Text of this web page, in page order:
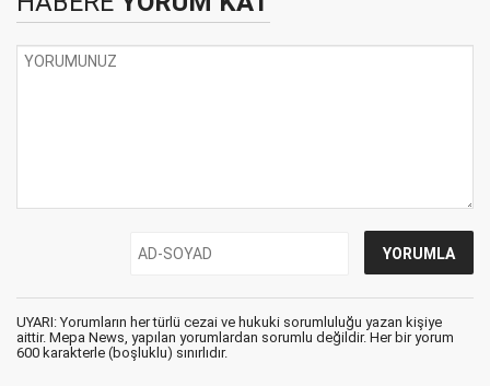
UYARI: Yorumların her türlü cezai ve hukuki sorumluluğu yazan kişiye
aittir. Mepa News, yapılan yorumlardan sorumlu değildir. Her bir yorum
600 karakterle (boşluklu) sınırlıdır.